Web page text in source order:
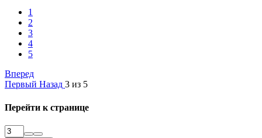
1
2
3
4
5
Вперед
Первый Назад 3 из 5
Перейти к странице